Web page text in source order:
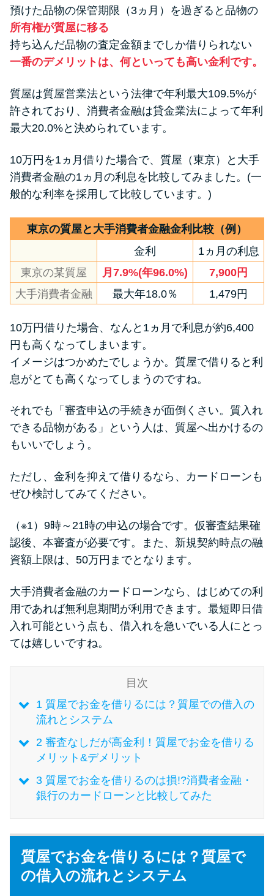
カードローンの見直しで40万円
得した話
ードローン
特集ページ一覧
種類や特徴で探す
銀行カードローンを選ぶべき4つ
の理由
無利息期間を利用して利息0円で
お金を借りる3つのポイント
種類・特徴別一覧
その他コラム
今月の家賃払えない…2ヵ月目に
処法3つ
家賃払えないが強制退去は避け
法2選
に悩む人へ街金をおすすめしな
い理由
質屋でお金を借りるには？年利
やシステムをカードローンと比
較
学生がお金を借りる方法は？親
へのバレにくさや将来への影響
を解説
ソフト闇金とは？悪質な手口に
090金融（闇金）からお金を借り
てはいけない理由と借りた場合
の対処法
預けた品物の保管期限（3ヵ月）を過ぎると品物の
所有権が質屋に移る
持ち込んだ品物の査定金額までしか借りられない
一番のデメリットは、何といっても高い金利です。
質屋は質屋営業法という法律で年利最大109.5%が
許されており、消費者金融は貸金業法によって年利
最大20.0%と決められています。
10万円を1ヵ月借りた場合で、質屋（東京）と大手
消費者金融の1ヵ月の利息を比較してみました。(一
般的な利率を採用して比較しています。)
東京の質屋と大手消費者金融金利比較（例）
金利
1ヵ月の利息
東京の某質屋
月7.9%(年96.0%)
7,900円
大手消費者金融
最大年18.0％ 1,479円
10万円借りた場合、なんと1ヵ月で利息が約6,400
円も高くなってしまいます。
イメージはつかめたでしょうか。質屋で借りると利
息がとても高くなってしまうのですね。
それでも「審査申込の手続きが面倒くさい。質入れ
できる品物がある」という人は、質屋へ出かけるの
もいいでしょう。
ただし、金利を抑えて借りるなら、カードローンも
ぜひ検討してみてください。
（※1）9時～21時の申込の場合です。仮審査結果確
認後、本審査が必要です。また、新規契約時点の融
資額上限は、50万円までとなります。
大手消費者金融のカードローンなら、はじめての利
用であれば無利息期間が利用できます。最短即日借
入れ可能という点も、借入れを急いでいる人にとっ
ては嬉しいですね。
目次
1質屋でお金を借りるには？質屋での借入の
流れとシステム
2審査なしだが高金利！質屋でお金を借りる
メリット&デメリット
3質屋でお金を借りるのは損!?消費者金融・
銀行のカードローンと比較してみた
質屋でお金を借りるには？質屋で
の借入の流れとシステム